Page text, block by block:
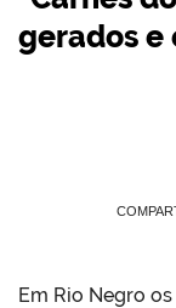
gerados e
Em Rio Negro